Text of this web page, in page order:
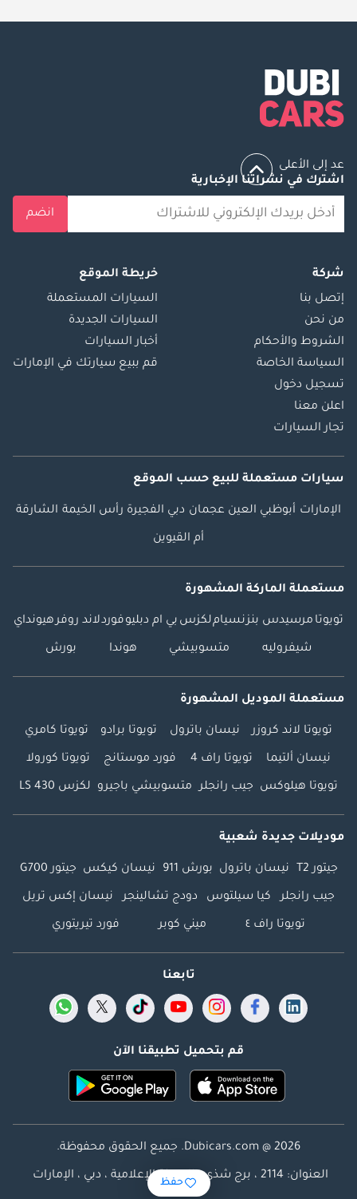
حفظ
عد إلى الأعلى
اشترك في نشراتنا الإخبارية
انضم
شركة
إتصل بنا
من نحن
الشروط والأحكام
السياسة الخاصة
تسجيل دخول
اعلن معنا
تجار السيارات
خريطة الموقع
السيارات المستعملة
السيارات الجديدة
أخبار السيارات
قم ببيع سيارتك في الإمارات
سيارات مستعملة للبيع حسب الموقع
الإمارات أبوظبي العين عجمان دبي الفجيرة رأس الخيمة الشارقة
أم القيوين
مستعملة الماركة المشهورة
تويوتا مرسيدس بنزنسياملكزس بي ام دبليوفوردلاند روفرهيونداي
شيفروليه متسوبيشي هوندا بورش
مستعملة الموديل المشهورة
تويوتا لاند كروزر نيسان باترول تويوتا برادو تويوتا كامري
نيسان ألتيما تويوتا راف 4 فورد موستانج تويوتا كورولا
تويوتا هيلوكس جيب رانجلر متسوبيشي باجيرو لكزس LS 430
موديلات جديدة شعبية
جيتور T2 نيسان باترول بورش 911 نيسان كيكس جيتور G700
جيب رانجلر كيا سيلتوس دودج تشالينجر نيسان إكس تريل
تويوتا راف ٤ ميني كوبر فورد تيريتوري
تابعنا
قم بتحميل تطبيقنا الآن
Dubicars.com @ 2026. جميع الحقوق محفوظة.
العنوان: 2114 ، برج شذى ، المدينة الإعلامية ، دبي ، الإمارات